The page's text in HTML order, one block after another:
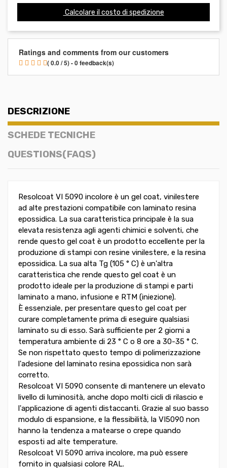
Calcolare il costo di spedizione
Ratings and comments from our customers
( 0.0 / 5) - 0 feedback(s)
DESCRIZIONE
SCHEDE TECNICHE
QUESTIONS(FAQS)
Resolcoat VI 5090 incolore è un gel coat, vinilestere
ad alte prestazioni compatibile con laminato resina
epossidica. La sua caratteristica principale è la sua
elevata resistenza agli agenti chimici e solventi, che
rende questo gel coat è un prodotto eccellente per la
produzione di stampi con resine vinilestere, e la resina
epossidica. La sua alta Tg (105 ° C) è un'altra
caratteristica che rende questo gel coat è un
prodotto ideale per la produzione di stampi e parti
laminato a mano, infusione e RTM (iniezione).
È essenziale, per presentare questo gel coat per
curare completamente prima di eseguire qualsiasi
laminato su di esso. Sarà sufficiente per 2 giorni a
temperatura ambiente di 23 ° C o 8 ore a 30-35 ° C.
Se non rispettato questo tempo di polimerizzazione
l'adesione del laminato resina epossidica non sarà
corretto.
Resolcoat VI 5090 consente di mantenere un elevato
livello di luminosità, anche dopo molti cicli di rilascio e
l'applicazione di agenti distaccanti. Grazie al suo basso
modulo di espansione, e la flessibilità, la VI5090 non
hanno la tendenza a matearse o crepe quando
esposti ad alte temperature.
Resolcoat VI 5090 arriva incolore, ma può essere
fornito in qualsiasi colore RAL.